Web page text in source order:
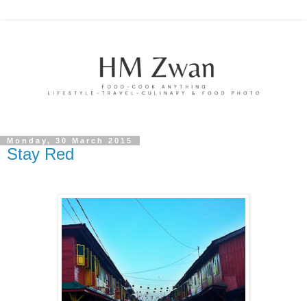
Monday, 30 March 2015
Stay Red